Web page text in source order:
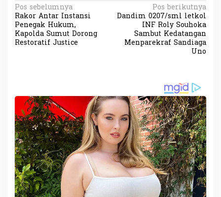
N
a
v
s
p
o
s
Pos sebelumnya
Rakor Antar Instansi
Penegak Hukum,
Kapolda Sumut Dorong
Restoratif Justice
Pos berikutnya
Dandim 0207/sml letkol
INF Roly Souhoka
Sambut Kedatangan
Menparekraf Sandiaga
Uno